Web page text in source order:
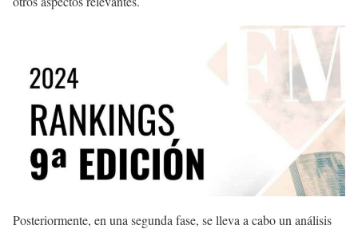
Posteriormente, en una segunda fase, se lleva a cabo un análisis